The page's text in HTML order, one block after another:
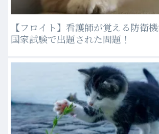
【フロイト】看護師が覚える防衛
国家試験で出題された問題！